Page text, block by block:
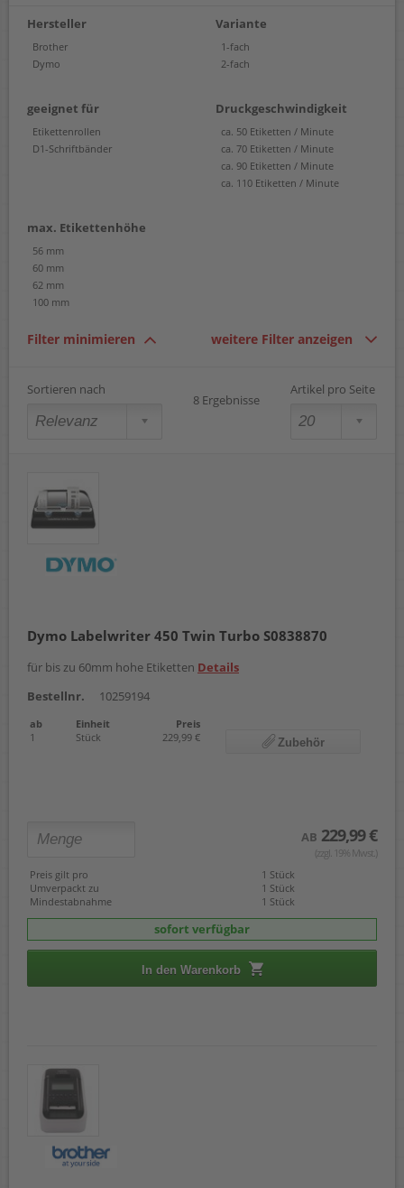
Hersteller
Brother
Dymo
Variante
1-fach
2-fach
geeignet für
Etikettenrollen
D1-Schriftbänder
Druckgeschwindigkeit
ca. 50 Etiketten / Minute
ca. 70 Etiketten / Minute
ca. 90 Etiketten / Minute
ca. 110 Etiketten / Minute
max. Etikettenhöhe
56 mm
60 mm
62 mm
100 mm
Filter minimieren weitere Filter anzeigen
Sortieren nach
8 Ergebnisse
Artikel pro Seite
Dymo Labelwriter 450 Twin Turbo S0838870
für bis zu 60mm hohe Etiketten Details
Bestellnr.
10259194
ab Einheit
Preis
1
Stück 229,99 € Zubehör
AB 229,99 €
(zzgl. 19% Mwst.)
Preis gilt pro
1 Stück
Umverpackt zu
1 Stück
Mindestabnahme
1 Stück
sofort verfügbar
In den Warenkorb